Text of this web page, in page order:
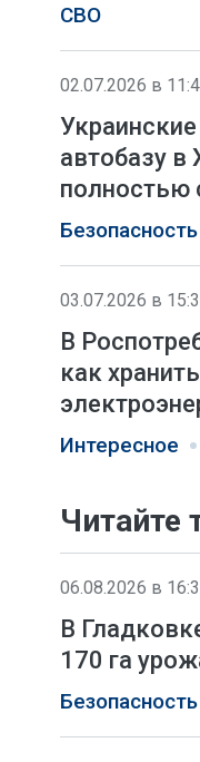
СВО
02.07.2026 в
автобазу в
полностью
Безопасность
03.07.2026 в
В
как
Интересное
Читайте
06.08.2026 в
В
170 га
Безопасность